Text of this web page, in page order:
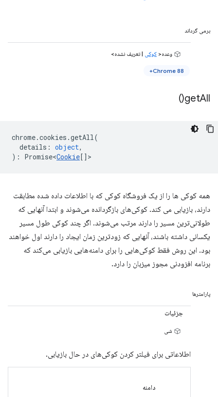
برمی گرداند
وعده< کوکی | تعریف نشده>
Chrome 88+
getAll(
)
chrome.cookies .getAll(
details : object,
) : Promise<Cookie[] >
همه کوکی ها را از یک فروشگاه کوکی که با اطلاعات داده شده مطابقت
دارند، بازیابی می کند. کوکی‌های بازگردانده می‌شوند و ابتدا آنهایی که
طولانی‌ترین مسیر را دارند مرتب می‌شوند. اگر چند کوکی طول مسیر
یکسانی داشته باشند، آنهایی که زودترین زمان ایجاد را دارند اول خواهند
بود. این روش فقط کوکی‌هایی را برای دامنه‌هایی بازیابی می‌کند که
برنامه افزودنی مجوز میزبان را دارد.
پارامترها
جزئیات
شی
اطلاعاتی برای فیلتر کردن کوکی‌های در حال بازیابی.
دامنه